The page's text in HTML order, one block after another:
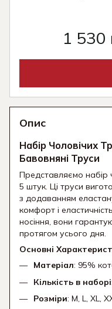
1 530
Опис
Набір Чоловічих
Бавовняні Труси
Представляємо набір
5 штук. Ці труси
з додаванням
комфорт і
носіння, вони
протягом усього дня.
Основні
Матеріал: 95%
Кількість в наборі
Розміри: M, L, XL,